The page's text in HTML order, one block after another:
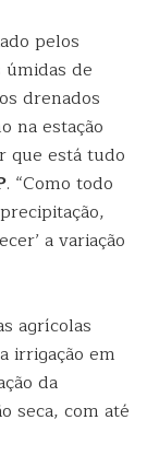
pelos
úmidas de
drenados
na estação
que está tudo
. “Como todo
a variação
agrícolas
irrigação em
da
seca, com até